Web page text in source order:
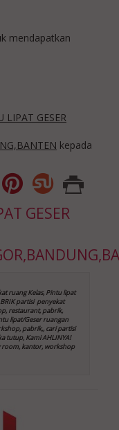
mendapatkan
LIPAT GESER
kepada
GESER
ruang Kelas, Pintu lipat
partisi penyekat
restaurant, pabrik,
lipat/Geser ruangan
pabrik,, cari partisi
tutup, Kami AHLINYA!
room, kantor, workshop